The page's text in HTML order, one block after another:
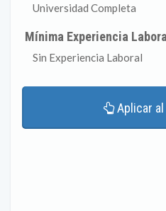
Universidad Completa
Mínima Experiencia
Sin Experiencia Laboral
Aplicar al